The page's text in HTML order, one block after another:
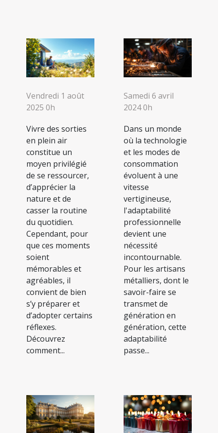
Vendredi 1 août
2025 0h
Vivre des sorties
en plein air
constitue un
moyen privilégié
de se ressourcer,
d’apprécier la
nature et de
casser la routine
du quotidien.
Cependant, pour
que ces moments
soient
mémorables et
agréables, il
convient de bien
s’y préparer et
d’adopter certains
réflexes.
Découvrez
comment...
Samedi 6 avril
2024 0h
Dans un monde
où la technologie
et les modes de
consommation
évoluent à une
vitesse
vertigineuse,
l'adaptabilité
professionnelle
devient une
nécessité
incontournable.
Pour les artisans
métalliers, dont le
savoir-faire se
transmet de
génération en
génération, cette
adaptabilité
passe...